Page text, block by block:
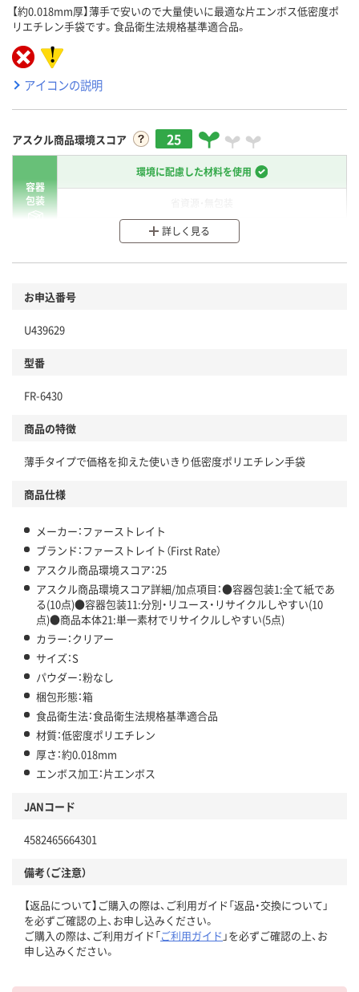
【約0.018mm厚】薄手で安いので大量使いに最適な片エンボス低密度ポ
リエチレン手袋です。食品衛生法規格基準適合品。
アイコンの説明
アスクル商品環境スコア 25
容器
包装
環境に配慮した材料を使用
分別・リサイクルしやすい設計
商品
本体
仕組
この商品の環境配慮ポイントです。下記商品詳細「
アスクル商品環境スコア詳細／加点項目
詳しく見る
お申込番号
U439629
型番
FR-6430
商品の特徴
薄手タイプで価格を抑えた使いきり低密度ポリエチレン手袋
商品仕様
メーカー：ファーストレイト
ブランド：ファーストレイト（First Rate）
アスクル商品環境スコア：25
アスクル商品環境スコア詳細/加点項目：●容器包装1:全て紙であ
る(10点)●容器包装11:分別・リユース・リサイクルしやすい(10
点)●商品本体21:単一素材でリサイクルしやすい(5点)
カラー：クリアー
サイズ：S
パウダー：粉なし
梱包形態：箱
食品衛生法：食品衛生法規格基準適合品
材質：低密度ポリエチレン
厚さ：約0.018mm
エンボス加工：片エンボス
JANコード
4582465664301
備考（ご注意）
【返品について】ご購入の際は、ご利用ガイド「返品・交換について」
を必ずご確認の上、お申し込みください。
ご購入の際は、ご利用ガイド「ご利用ガイド 」を必ずご確認の上、お
申し込みください。